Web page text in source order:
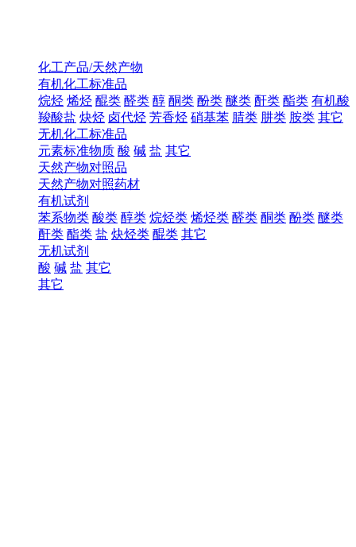
化工产品/天然产物
有机化工标准品
烷烃 烯烃 醌类 醛类 醇 酮类 酚类 醚类 酐类 酯类 有机酸
羧酸盐 炔烃 卤代烃 芳香烃 硝基苯 腈类 肼类 胺类 其它
无机化工标准品
元素标准物质 酸 碱 盐 其它
天然产物对照品
天然产物对照药材
有机试剂
苯系物类 酸类 醇类 烷烃类 烯烃类 醛类 酮类 酚类 醚类
酐类 酯类 盐 炔烃类 醌类 其它
无机试剂
酸 碱 盐 其它
其它